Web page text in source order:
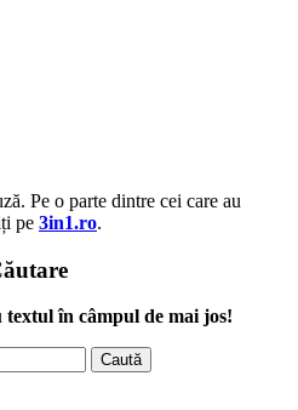
Pe o parte dintre cei care au
pe 3in1.ro.
în câmpul de mai jos!